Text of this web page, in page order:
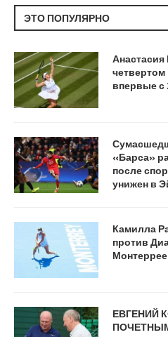
ЭТО ПОПУЛЯРНО
впервые с
«Барса»
после
унижен в
Камилла
против
Монтеррее
ЕВГЕНИЙ